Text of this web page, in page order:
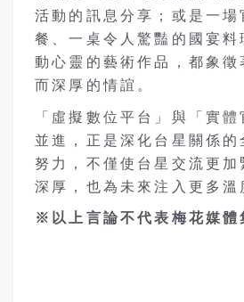
活動的訊息分享；或是一場
餐、一桌令人驚豔的國宴料
動心靈的藝術作品，都象徵
而深厚的情誼。
「虛擬數位平台」與「實
並進，正是深化台星關係的
努力，不僅使台星交流更加
深厚，也為未來注入更多溫
※以上言論不代表梅花媒